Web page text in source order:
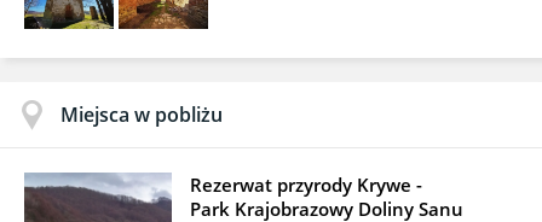
Miejsca w pobliżu
Rezerwat przyrody Krywe -
Park Krajobrazowy Doliny Sanu